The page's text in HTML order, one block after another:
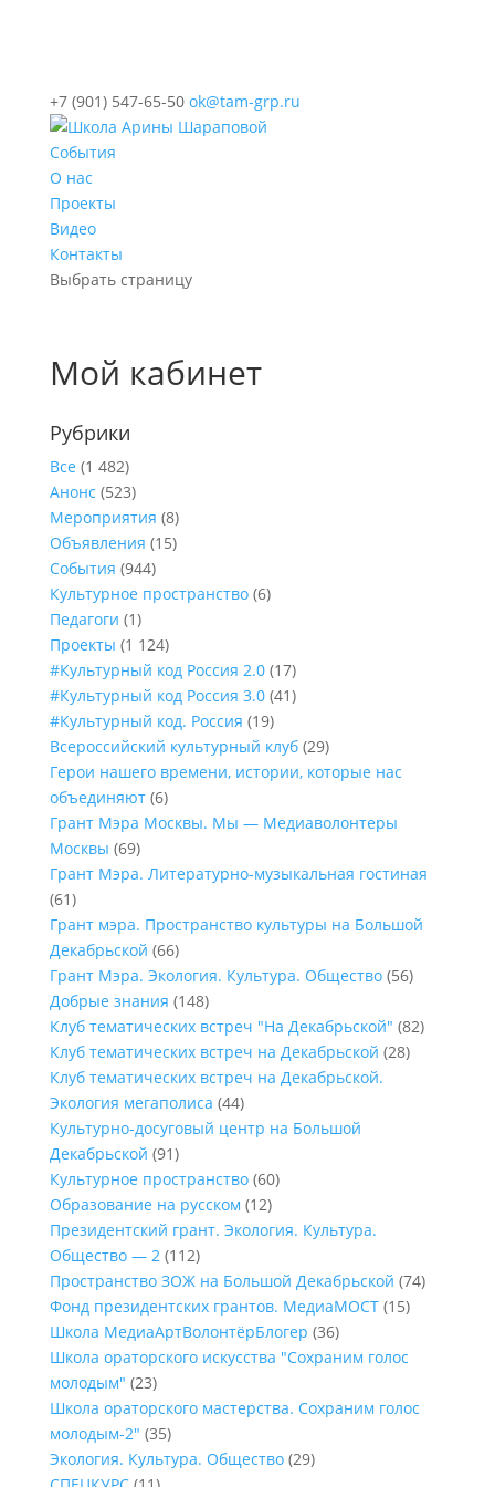
+7 (901) 547-65-50 ok@tam-grp.ru
События
О нас
Проекты
Видео
Контакты
Выбрать страницу
Мой кабинет
Рубрики
Все (1 482)
Анонс (523)
Мероприятия (8)
Объявления (15)
События (944)
Культурное пространство(6)
Педагоги (1)
Проекты (1 124)
#Культурный код Россия 2.0(17)
#Культурный код Россия 3.0(41)
#Культурный код. Россия (19)
Всероссийский культурный клуб(29)
Герои нашего времени, истории, которые нас
объединяют(6)
Грант Мэра Москвы. Мы — Медиаволонтеры
Москвы (69)
Грант Мэра. Литературно-музыкальная гостиная
(61)
Грант мэра. Пространство культуры на Большой
Декабрьской (66)
Грант Мэра. Экология. Культура. Общество(56)
Добрые знания (148)
Клуб тематических встреч "На Декабрьской" (82)
Клуб тематических встреч на Декабрьской (28)
Клуб тематических встреч на Декабрьской.
Экология мегаполиса (44)
Культурно-досуговый центр на Большой
Декабрьской (91)
Культурное пространство(60)
Образование на русском (12)
Президентский грант. Экология. Культура.
Общество — 2(112)
Пространство ЗОЖ на Большой Декабрьской (74)
Фонд президентских грантов. МедиаМОСТ(15)
Школа МедиаАртВолонтёрБлогер (36)
Школа ораторского искусства "Сохраним голос
молодым" (23)
Школа ораторского мастерства. Сохраним голос
молодым-2" (35)
Экология. Культура. Общество(29)